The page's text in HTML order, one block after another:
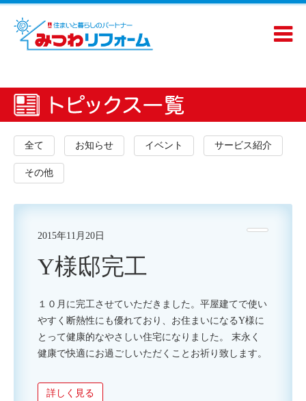
全て お知らせ イベント サービス紹介
その他
2015年11月20日
Y様邸完工
１０月に完工させていただきました。平屋建てで使い
やすく断熱性にも優れており、お住まいになるY様に
とって健康的なやさしい住宅になりました。 末永く
健康で快適にお過ごしいただくことお祈り致します。
詳しく見る